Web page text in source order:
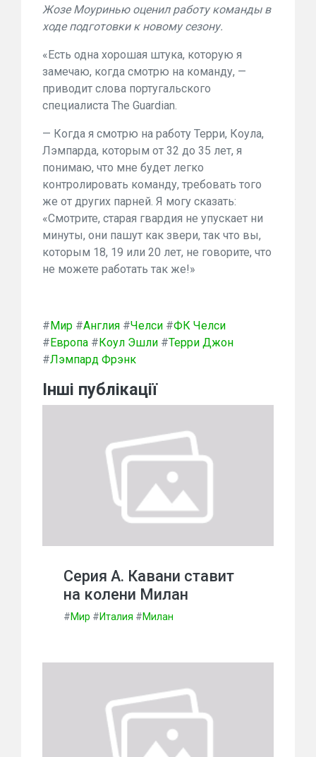
Жозе Моуринью оценил работу команды в
ходе подготовки к новому сезону.
«Есть одна хорошая штука, которую я
замечаю, когда смотрю на команду, —
приводит слова португальского
специалиста The Guardian.
— Когда я смотрю на работу Терри, Коула,
Лэмпарда, которым от 32 до 35 лет, я
понимаю, что мне будет легко
контролировать команду, требовать того
же от других парней. Я могу сказать:
«Смотрите, старая гвардия не упускает ни
минуты, они пашут как звери, так что вы,
которым 18, 19 или 20 лет, не говорите, что
не можете работать так же!»
#Мир #Англия #Челси #ФК Челси
#Европа #Коул Эшли #Терри Джон
#Лэмпард Фрэнк
Інші публікації
Серия А. Кавани ставит
на колени Милан
#Мир #Италия #Милан